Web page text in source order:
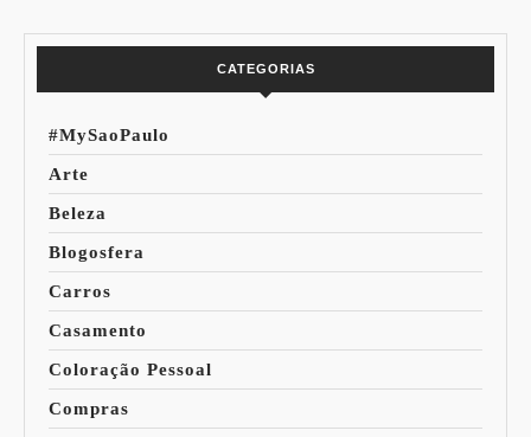
CATEGORIAS
#MySaoPaulo
Arte
Beleza
Blogosfera
Carros
Casamento
Coloração Pessoal
Compras